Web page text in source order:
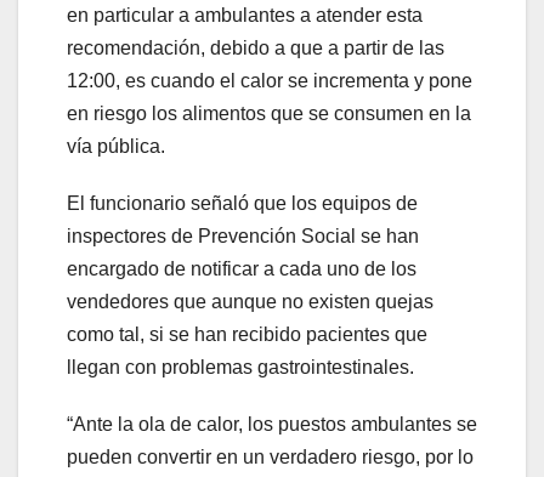
en particular a ambulantes a atender esta
recomendación, debido a que a partir de las
12:00, es cuando el calor se incrementa y pone
en riesgo los alimentos que se consumen en la
vía pública.
El funcionario señaló que los equipos de
inspectores de Prevención Social se han
encargado de notificar a cada uno de los
vendedores que aunque no existen quejas
como tal, si se han recibido pacientes que
llegan con problemas gastrointestinales.
“Ante la ola de calor, los puestos ambulantes se
pueden convertir en un verdadero riesgo, por lo